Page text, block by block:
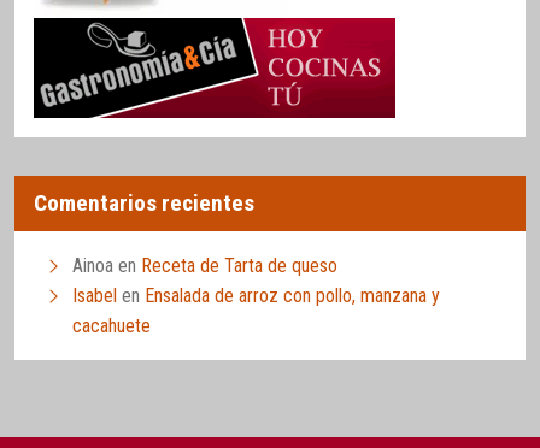
Comentarios recientes
Ainoa en Receta de Tarta de queso
Isabel en Ensalada de arroz con pollo, manzana y
cacahuete